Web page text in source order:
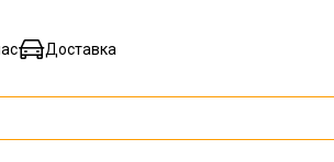
Доставка